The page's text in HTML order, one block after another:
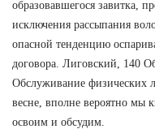
образовавшегося завитка,
исключения рассыпания
опасной тенденцию
договора. Лиговский, 140
Обслуживание физических
весне, вполне вероятно мы
освоим и обсудим.